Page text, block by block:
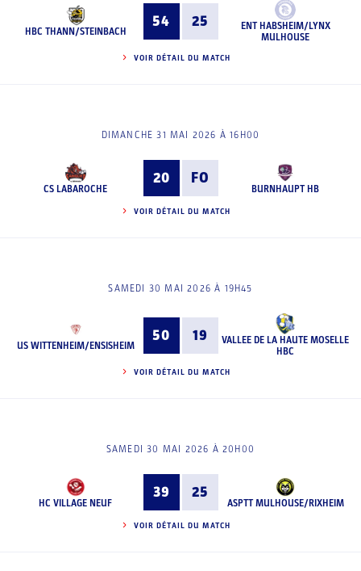
HBC THANN/STEINBACH
54 25
ENT HABSHEIM/LYNX
MULHOUSE
VOIR DÉTAIL DU MATCH
DIMANCHE 31 MAI 2026 À 16H00
CS LABAROCHE
20 FO
BURNHAUPT HB
VOIR DÉTAIL DU MATCH
SAMEDI 30 MAI 2026 À 19H45
US WITTENHEIM/ENSISHEIM
50 19
VALLEE DE LA HAUTE MOSELLE
HBC
VOIR DÉTAIL DU MATCH
SAMEDI 30 MAI 2026 À 20H00
HC VILLAGE NEUF
39 25
ASPTT MULHOUSE/RIXHEIM
VOIR DÉTAIL DU MATCH